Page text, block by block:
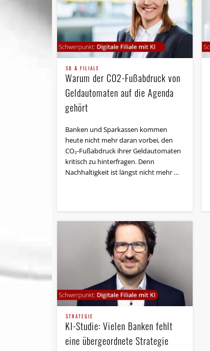
SB & FILIALE
Warum der CO2-Fußabdruck von
Geldautomaten auf die Agenda
gehört
Banken und Sparkassen kommen
heute nicht mehr daran vorbei, den
CO₂-Fußabdruck ihrer Geldautomaten
kritisch zu hinterfragen. Denn
Nachhaltigkeit ist längst nicht mehr …
STRATEGIE
KI-Studie: Vielen Banken fehlt
eine übergeordnete Strategie